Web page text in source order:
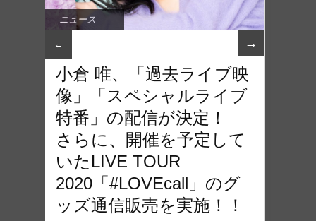
ニュース
← →
小倉 唯、「過去ライブ映
像」「スペシャルライブ
特番」の配信が決定！
さらに、開催を予定して
いたLIVE TOUR
2020「#LOVEcall」のグ
ッズ通信販売を実施！！